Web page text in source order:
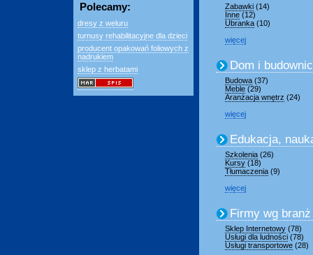
Polecamy:
dresy z weluru
turnusy rehabilitacyjne dla dzieci
producent opakowań foliowych z
nadrukiem
sklep z herbatami
Zabawki (14)
Inne (12)
Ubranka (10)
więcej
Dom i
Budowa (37)
Meble (29)
Aranżacja wnętrz (24)
więcej
Edukacja,
Szkolenia (26)
Kursy (18)
Tłumaczenia (9)
więcej
Firmy wg branż
Sklep Internetowy (78)
Usługi dla ludności (78)
Usługi transportowe (28)